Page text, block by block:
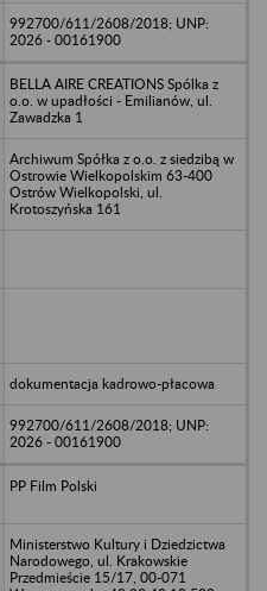
992700/611/2608/2018; UNP:
2026 - 00161900
BELLA AIRE CREATIONS Spólka z
o.o. w upadłości - Emilianów, ul.
Zawadzka 1
Archiwum Spółka z o.o. z siedzibą w
Ostrowie Wielkopolskim 63-400
Ostrów Wielkopolski, ul.
Krotoszyńska 161
dokumentacja kadrowo-płacowa
992700/611/2608/2018; UNP:
2026 - 00161900
PP Film Polski
Ministerstwo Kultury i Dziedzictwa
Narodowego, ul. Krakowskie
Przedmieście 15/17, 00-071